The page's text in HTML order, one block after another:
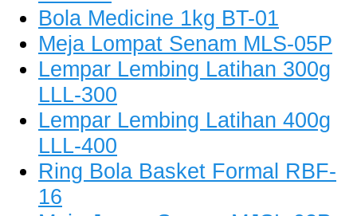
Bola Medicine 1kg BT-01
Meja Lompat Senam MLS-05P
Lempar Lembing Latihan 300g
LLL-300
Lempar Lembing Latihan 400g
LLL-400
Ring Bola Basket Formal RBF-
16